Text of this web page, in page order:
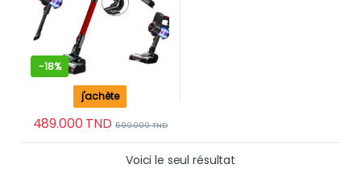
-18%
489.000TND 599.000TND
j'achète
Voici le seul résultat